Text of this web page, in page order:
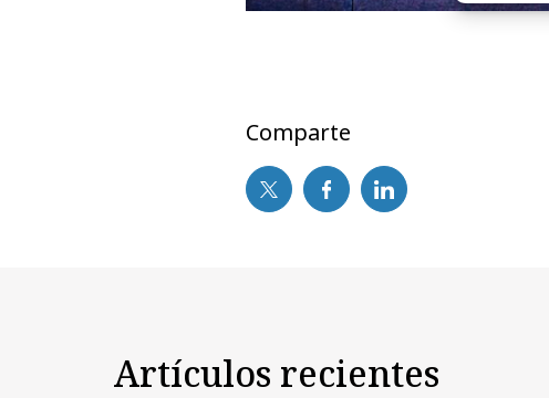
Comparte
Artículos recientes